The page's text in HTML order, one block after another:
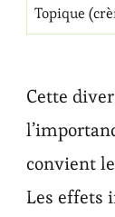
Topique
Cette
convient
Les effets